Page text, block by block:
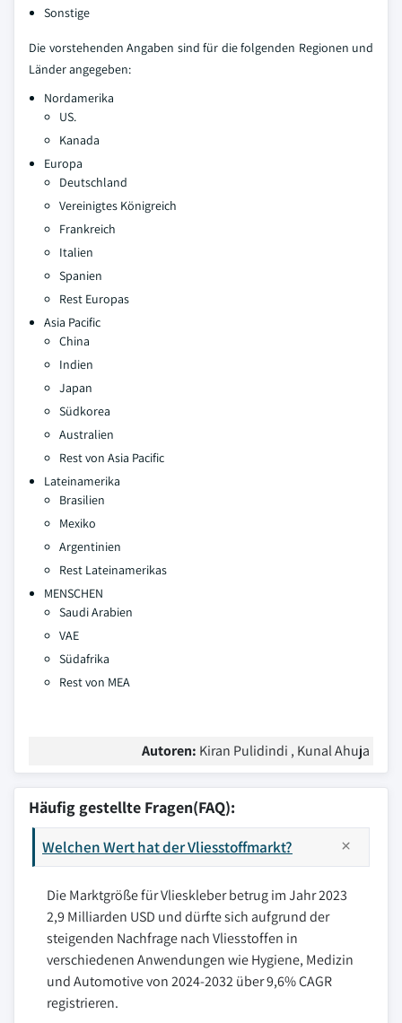
Sonstige
Die vorstehenden Angaben sind für die folgenden Regionen und
Länder angegeben:
Nordamerika
US.
Kanada
Europa
Deutschland
Vereinigtes Königreich
Frankreich
Italien
Spanien
Rest Europas
Asia Pacific
China
Indien
Japan
Südkorea
Australien
Rest von Asia Pacific
Lateinamerika
Brasilien
Mexiko
Argentinien
Rest Lateinamerikas
MENSCHEN
Saudi Arabien
VAE
Südafrika
Rest von MEA
Autoren: Kiran Pulidindi , Kunal Ahuja
Häufig gestellte Fragen(FAQ):
Welchen Wert hat der Vliesstoffmarkt?
Die Marktgröße für Vlieskleber betrug im Jahr 2023
2,9 Milliarden USD und dürfte sich aufgrund der
steigenden Nachfrage nach Vliesstoffen in
verschiedenen Anwendungen wie Hygiene, Medizin
und Automotive von 2024-2032 über 9,6% CAGR
registrieren.